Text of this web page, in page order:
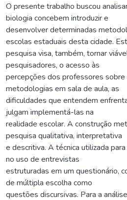
O presente trabalho buscou
biologia concebem introduzir e
desenvolver determinadas
escolas estaduais desta cidade.
pesquisa visa, também, tornar
pesquisadores, o acesso às
percepções dos professores
metodologias em sala de aula, as
dificuldades que entendem
julgam implementá-las na
realidade escolar. A construção
pesquisa qualitativa, interpretativa
e descritiva. A técnica utilizada
no uso de entrevistas
estruturadas em um questionário,
de múltipla escolha como
questões discursivas. Para a